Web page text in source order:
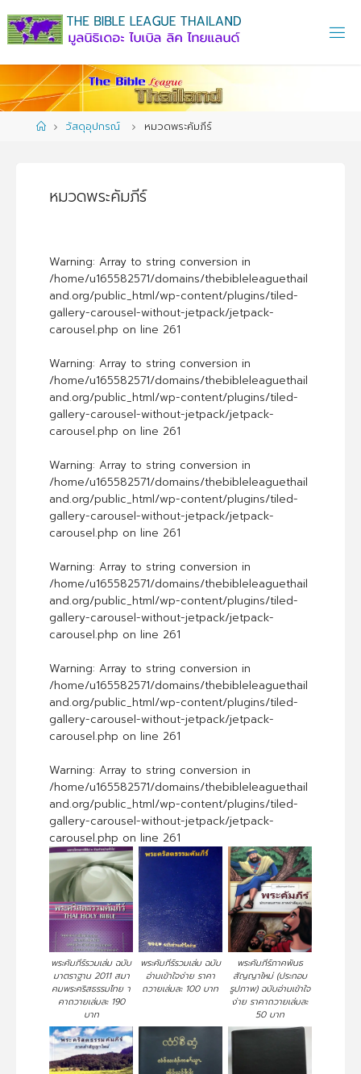
to
content
Homeวัสดุอุปกรณ์ หมวดพระคัมภีร์
หมวดพระคัมภีร์
Warning: Array to string conversion in
/home/u165582571/domains/thebibleleaguethail
and.org/public_html/wp-content/plugins/tiled-
gallery-carousel-without-jetpack/jetpack-
carousel.php on line 261
Warning: Array to string conversion in
/home/u165582571/domains/thebibleleaguethail
and.org/public_html/wp-content/plugins/tiled-
gallery-carousel-without-jetpack/jetpack-
carousel.php on line 261
Warning: Array to string conversion in
/home/u165582571/domains/thebibleleaguethail
and.org/public_html/wp-content/plugins/tiled-
gallery-carousel-without-jetpack/jetpack-
carousel.php on line 261
Warning: Array to string conversion in
/home/u165582571/domains/thebibleleaguethail
and.org/public_html/wp-content/plugins/tiled-
gallery-carousel-without-jetpack/jetpack-
carousel.php on line 261
Warning: Array to string conversion in
/home/u165582571/domains/thebibleleaguethail
and.org/public_html/wp-content/plugins/tiled-
gallery-carousel-without-jetpack/jetpack-
carousel.php on line 261
Warning: Array to string conversion in
/home/u165582571/domains/thebibleleaguethail
and.org/public_html/wp-content/plugins/tiled-
gallery-carousel-without-jetpack/jetpack-
carousel.php on line 261
พระคัมภีร์รวมเล่ม ฉบับ
มาตราฐาน 2011 สมา
คมพระคริสธรรมไทย า
คาถวายเล่มละ 190
บาท
พระคัมภีร์รวมเล่ม ฉบับ
อ่านเข้าใจง่าย ราคา
ถวายเล่มละ 100 บาท
พระคัมภีร์ภาคพันธ
สัญญาใหม่ (ประกอบ
รูปภาพ) ฉบับอ่านเข้าใจ
ง่าย ราคาถวายเล่มละ
50 บาท